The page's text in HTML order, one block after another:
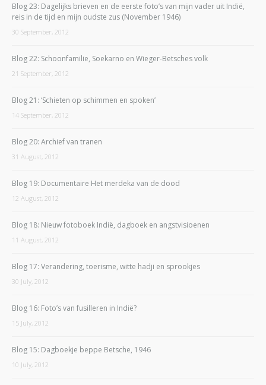
Blog 23: Dagelijks brieven en de eerste foto’s van mijn vader uit Indië,
reis in de tijd en mijn oudste zus (November 1946)
30 September, 2012
Blog 22: Schoonfamilie, Soekarno en Wieger-Betsches volk
21 September, 2012
Blog 21: ‘Schieten op schimmen en spoken’
14 September, 2012
Blog 20: Archief van tranen
31 August, 2012
Blog 19: Documentaire Het merdeka van de dood
12 August, 2012
Blog 18: Nieuw fotoboek Indië, dagboek en angstvisioenen
11 August, 2012
Blog 17: Verandering, toerisme, witte hadji en sprookjes
30 July, 2012
Blog 16: Foto’s van fusilleren in Indië?
15 July, 2012
Blog 15: Dagboekje beppe Betsche, 1946
10 July, 2012